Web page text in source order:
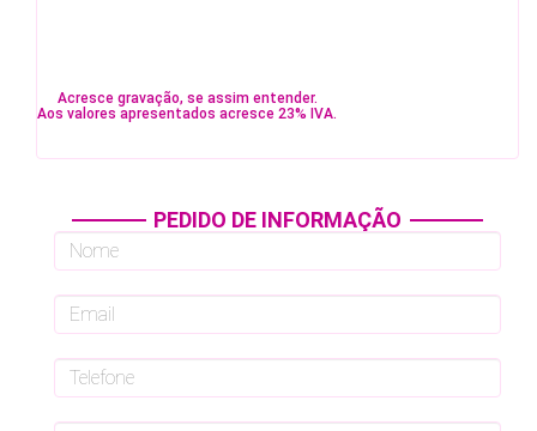
Acresce gravação, se assim entender.
Aos valores apresentados acresce 23% IVA.
PEDIDO DE INFORMAÇÃO